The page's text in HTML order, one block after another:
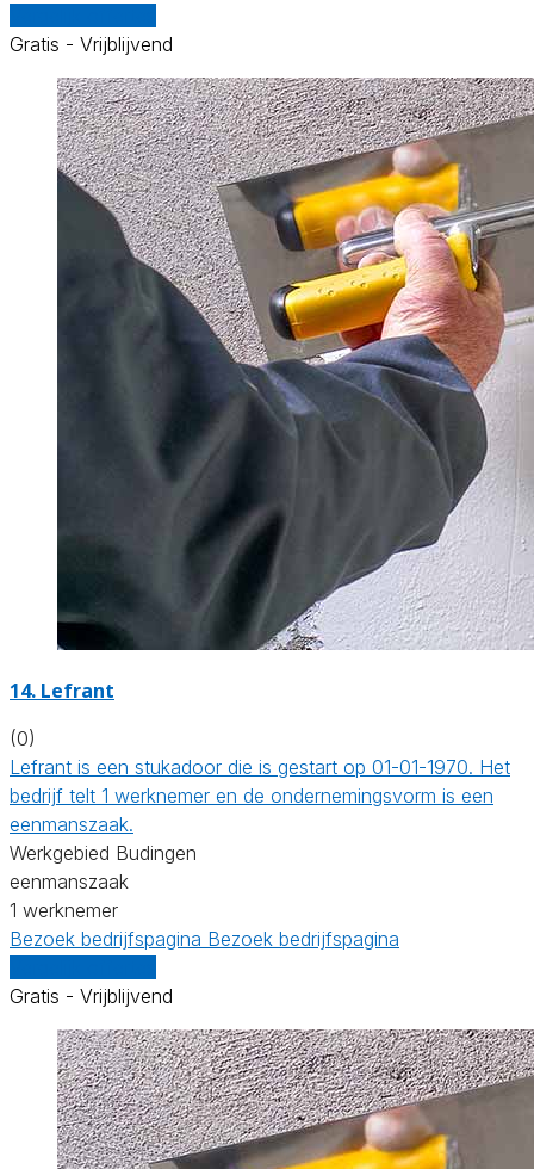
Gratis - Vrijblijvend
14. Lefrant
(0)
Lefrant is een stukadoor die is gestart op 01-01-1970. Het
bedrijf telt 1 werknemer en de ondernemingsvorm is een
eenmanszaak.
Werkgebied Budingen
eenmanszaak
1 werknemer
Bezoek bedrijfspagina Bezoek bedrijfspagina
Gratis - Vrijblijvend